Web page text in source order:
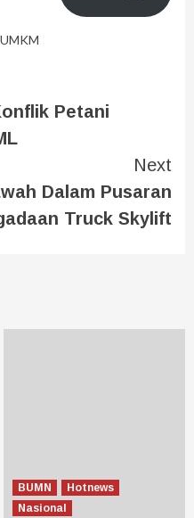
UMKM
Petani
Next
Dalam Pusaran
Truck Skylift
BUMN
Hotnews
Nasional